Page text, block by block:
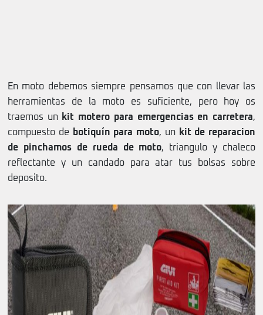
En moto debemos siempre pensamos que con llevar las
herramientas de la moto es suficiente, pero hoy os
traemos un kit motero para emergencias en carretera,
compuesto de botiquín para moto, unkit de reparacion
de pinchamos de rueda de moto, triangulo y chaleco
reflectante y un candado para atar tus bolsas sobre
deposito.